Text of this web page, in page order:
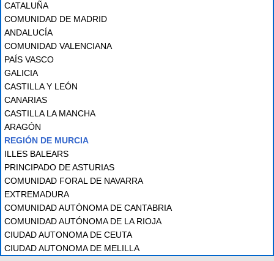
CATALUÑA
COMUNIDAD DE MADRID
ANDALUCÍA
COMUNIDAD VALENCIANA
PAÍS VASCO
GALICIA
CASTILLA Y LEÓN
CANARIAS
CASTILLA LA MANCHA
ARAGÓN
REGIÓN DE MURCIA
ILLES BALEARS
PRINCIPADO DE ASTURIAS
COMUNIDAD FORAL DE NAVARRA
EXTREMADURA
COMUNIDAD AUTÓNOMA DE CANTABRIA
COMUNIDAD AUTÓNOMA DE LA RIOJA
CIUDAD AUTONOMA DE CEUTA
CIUDAD AUTONOMA DE MELILLA